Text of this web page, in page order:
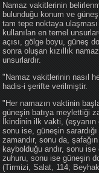
Namaz vakitlerinin
bulunduğu konum ve güneş
tam tepe noktaya
kullanılan en temel
açısı, gölge boyu, güneş
sonra oluşan kızıllık
unsurlardır.
"Namaz vakitlerinin nasıl
hadis-i şerifte verilmiştir.
"Her namazın vaktinin
güneşin batıya meylettiği
İkindinin ilk vakti,
sonu ise, güneşin
zamandır, sonu da,
kaybolduğu andır, sonu
zuhuru, sonu ise güneşin
(Tirmizi, Salat, 114;